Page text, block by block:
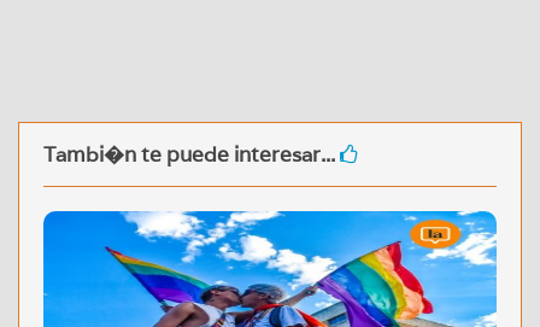
Tambi�n te puede interesar...